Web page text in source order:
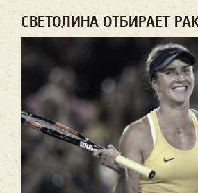
СВЕТОЛИНА ОТБИРАЕТ